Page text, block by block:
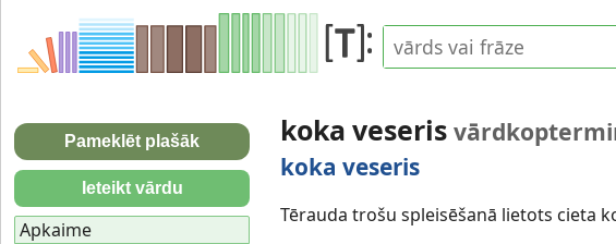
koka veseris
koka veseris
Tērauda trošu spleisēšanā lietots cieta
Pameklēt plašāk
Ieteikt vārdu
Apkaime